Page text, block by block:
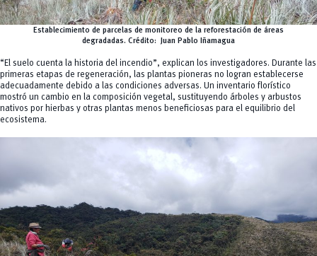
Establecimiento de parcelas de monitoreo de la reforestación de áreas
degradadas. Crédito: Juan Pablo Iñamagua
“El suelo cuenta la historia del incendio”, explican los investigadores. Durante las
primeras etapas de regeneración, las plantas pioneras no logran establecerse
adecuadamente debido a las condiciones adversas. Un inventario florístico
mostró un cambio en la composición vegetal, sustituyendo árboles y arbustos
nativos por hierbas y otras plantas menos beneficiosas para el equilibrio del
ecosistema.